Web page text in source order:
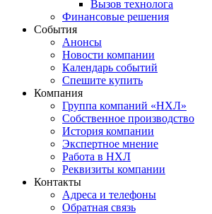
Вызов технолога
Финансовые решения
События
Анонсы
Новости компании
Календарь событий
Спешите купить
Компания
Группа компаний «НХЛ»
Собственное производство
История компании
Экспертное мнение
Работа в НХЛ
Реквизиты компании
Контакты
Адреса и телефоны
Обратная связь